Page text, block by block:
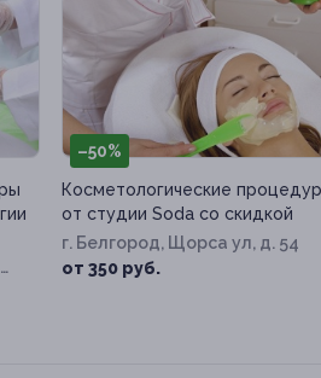
–50%
Косметологические
от студии Soda со скидкой
г. Белгород, Щорса ул, д. 54
от 350 руб.